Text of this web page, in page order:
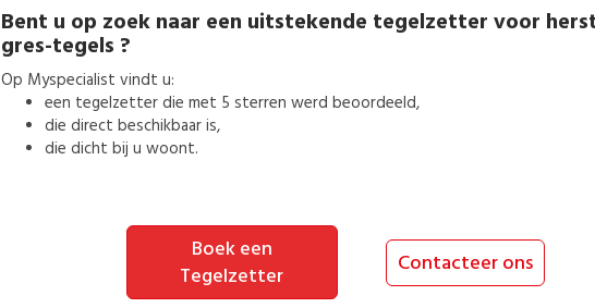
Bent u op zoek naar een uitstekende tegelzetter voor
gres-tegels ?
Op Myspecialist vindt u:
een tegelzetterdie met 5 sterren werd beoordeeld,
die direct beschikbaar is,
die dicht bij u woont.
Boek een
Tegelzetter
Contacteer ons